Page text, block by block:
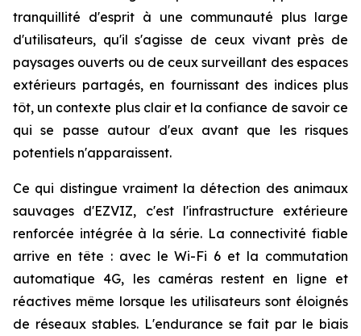
tranquillité d'esprit à une communauté plus large
d'utilisateurs, qu'il s'agisse de ceux vivant près de
paysages ouverts ou de ceux surveillant des espaces
extérieurs partagés, en fournissant des indices plus
tôt, un contexte plus clair et la confiance de savoir ce
qui se passe autour d'eux avant que les risques
potentiels n'apparaissent.
Ce qui distingue vraiment la détection des animaux
sauvages d'EZVIZ, c'est l'infrastructure extérieure
renforcée intégrée à la série. La connectivité fiable
arrive en tête : avec le Wi-Fi 6 et la commutation
automatique 4G, les caméras restent en ligne et
réactives même lorsque les utilisateurs sont éloignés
de réseaux stables. L'endurance se fait par le biais